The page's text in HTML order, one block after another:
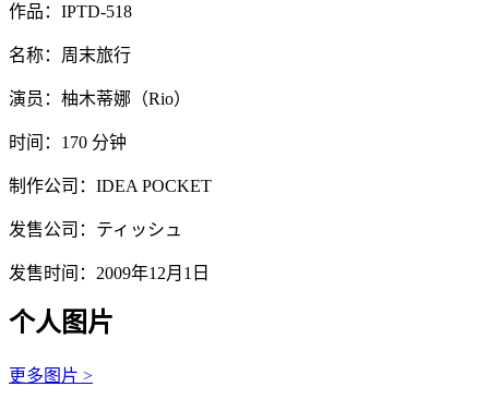
作品：IPTD-518
名称：周末旅行
演员：柚木蒂娜（Rio）
时间：170 分钟
制作公司：IDEA POCKET
发售公司：ティッシュ
发售时间：2009年12月1日
个人图片
更多图片 >